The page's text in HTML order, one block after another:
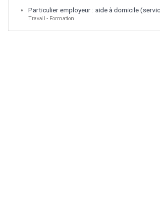
Particulier employeur : aide à domicile
Travail - Formation